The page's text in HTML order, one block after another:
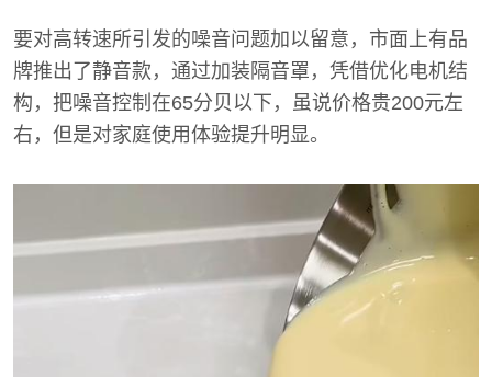
要对高转速所引发的噪音问题加以留意，市面上有品
牌推出了静音款，通过加装隔音罩，凭借优化电机结
构，把噪音控制在65分贝以下，虽说价格贵200元左
右，但是对家庭使用体验提升明显。